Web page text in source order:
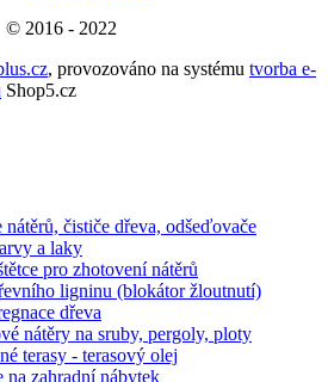
© 2016 - 2022
, provozováno na systému tvorba e-
Shop5.cz
nátěrů, čističe dřeva, odšeďovače
a laky
pro zhotovení nátěrů
ligninu (blokátor žloutnutí)
dřeva
nátěry na sruby, pergoly, ploty
terasy - terasový olej
na zahradní nábytek